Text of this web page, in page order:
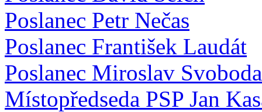
Poslanec Petr Nečas
Poslanec František Laudát
Poslanec Miroslav Svoboda
Místopředseda PSP Jan